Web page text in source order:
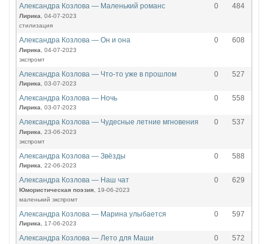
Александра Козлова — Маленький романс
Лирика , 04-07-2023
стилизация
0 484
Александра Козлова — Он и она
Лирика , 04-07-2023
экспромт
0 608
Александра Козлова — Что-то уже в прошлом
Лирика , 03-07-2023
0 527
Александра Козлова — Ночь
Лирика , 03-07-2023
0 558
Александра Козлова — Чудесные летние мгновения
Лирика , 23-06-2023
экспромт
0 537
Александра Козлова — Звёзды
Лирика , 22-06-2023
0 588
Александра Козлова — Наш чат
Юмористическая поэзия , 19-06-2023
маленький экспромт
0 629
Александра Козлова — Марина улыбается
Лирика , 17-06-2023
0 597
Александра Козлова — Лето для Маши 0 572